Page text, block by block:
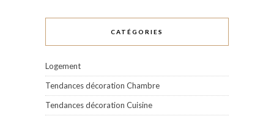
CATÉGORIES
Logement
Tendances décoration Chambre
Tendances décoration Cuisine